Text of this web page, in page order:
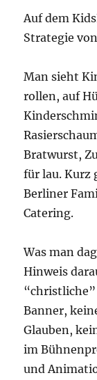
Auf dem
Strategie
Man sieht
rollen, auf
Bratwurst,
für lau. Kurz
Berliner
Catering.
Was man
Hinweis
Banner,
Glauben,
im
und